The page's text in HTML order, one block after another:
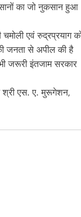
का जो नुकसान हुआ
चमोली एवं रुद्रप्रयाग
जनता से अपील की है
जरूरी इंतजाम सरकार
श्री एस. ए. मुरूगेशन,